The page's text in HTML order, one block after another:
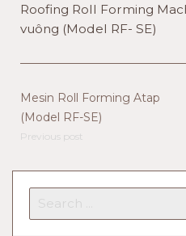
Roofing Roll Forming
vuông (Model RF- SE)
Mesin Roll Forming Atap
(Model RF-SE)
Previous post